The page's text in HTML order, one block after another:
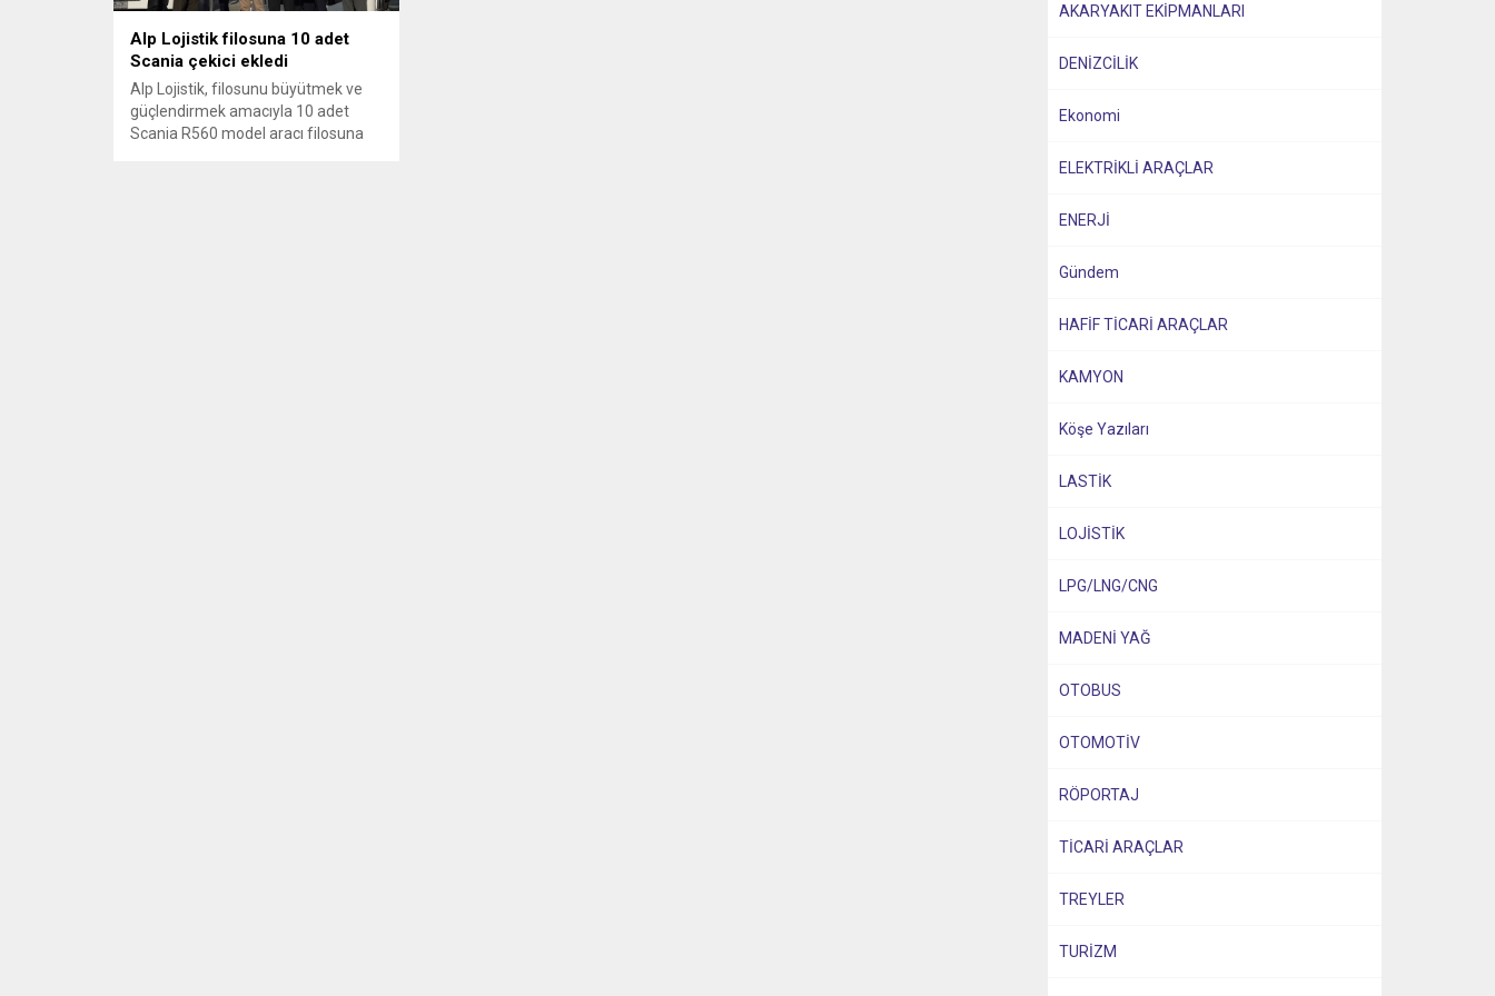
Alp Lojistik filosuna 10 adet
Scania çekici ekledi
Alp Lojistik, filosunu büyütmek ve
güçlendirmek amacıyla 10 adet
Scania R560 model aracı filosuna
AKARYAKIT EKİPMANLARI
DENİZCİLİK
Ekonomi
ELEKTRİKLİ ARAÇLAR
ENERJİ
Gündem
HAFİF TİCARİ ARAÇLAR
KAMYON
Köşe Yazıları
LASTİK
LOJİSTİK
LPG/LNG/CNG
MADENİ YAĞ
OTOBUS
OTOMOTİV
RÖPORTAJ
TİCARİ ARAÇLAR
TREYLER
TURİZM